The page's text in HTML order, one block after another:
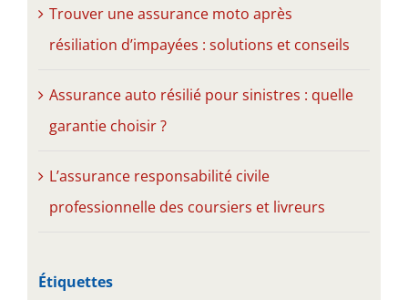
Trouver une assurance moto après
résiliation d’impayées : solutions et conseils
Assurance auto résilié pour sinistres : quelle
garantie choisir ?
L’assurance responsabilité civile
professionnelle des coursiers et livreurs
Étiquettes